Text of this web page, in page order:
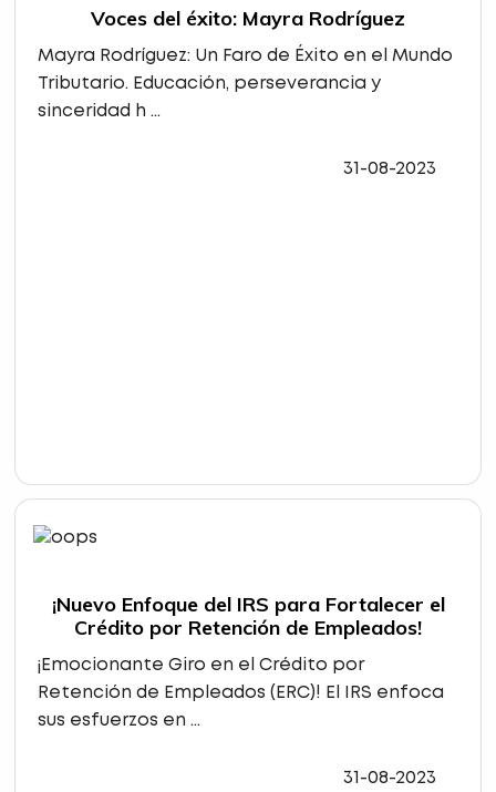
Voces del éxito: Mayra Rodríguez
Mayra Rodríguez: Un Faro de Éxito en el Mundo
Tributario. Educación, perseverancia y
sinceridad h ...
31-08-2023
¡Nuevo Enfoque del IRS para Fortalecer el
Crédito por Retención de Empleados!
¡Emocionante Giro en el Crédito por
Retención de Empleados (ERC)! El IRS enfoca
sus esfuerzos en ...
31-08-2023